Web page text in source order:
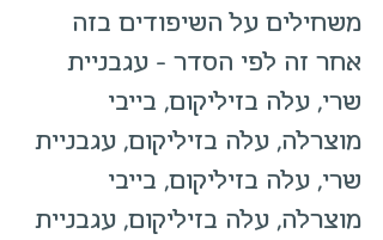
משחילים על השיפודים בזה
אחר זה לפי הסדר – עגבניית
שרי, עלה בזיליקום, בייבי
מוצרלה, עלה בזיליקום, עגבניית
שרי, עלה בזיליקום, בייבי
מוצרלה, עלה בזיליקום, עגבניית